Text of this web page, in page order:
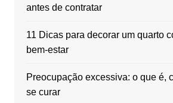
antes de contratar
11 Dicas para decorar um quarto
bem-estar
Preocupação excessiva: o que é,
se curar